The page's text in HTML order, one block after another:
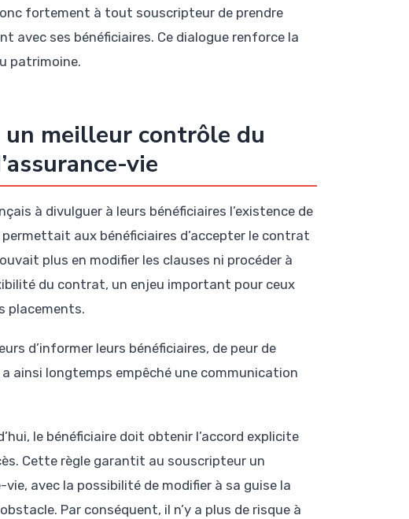
fortement à tout souscripteur de prendre
avec ses bénéficiaires. Ce dialogue renforce la
patrimoine.
meilleur contrôle du
vie
à divulguer à leurs bénéficiaires l’existence de
aux bénéficiaires d’accepter le contrat
plus en modifier les clauses ni procéder à
du contrat, un enjeu important pour ceux
placements.
d’informer leurs bénéficiaires, de peur de
ainsi longtemps empêché une communication
le bénéficiaire doit obtenir l’accord explicite
Cette règle garantit au souscripteur un
avec la possibilité de modifier à sa guise la
Par conséquent, il n’y a plus de risque à